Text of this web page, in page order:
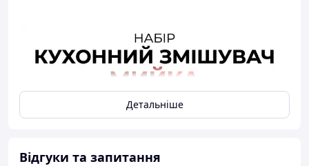
Детальніше
Відгуки та запитання